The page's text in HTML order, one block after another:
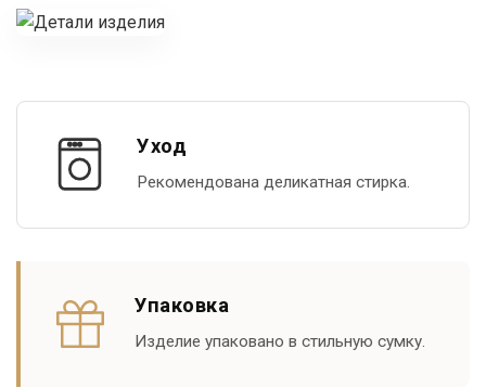
Уход
Рекомендована деликатная стирка.
Упаковка
Изделие упаковано в стильную сумку.